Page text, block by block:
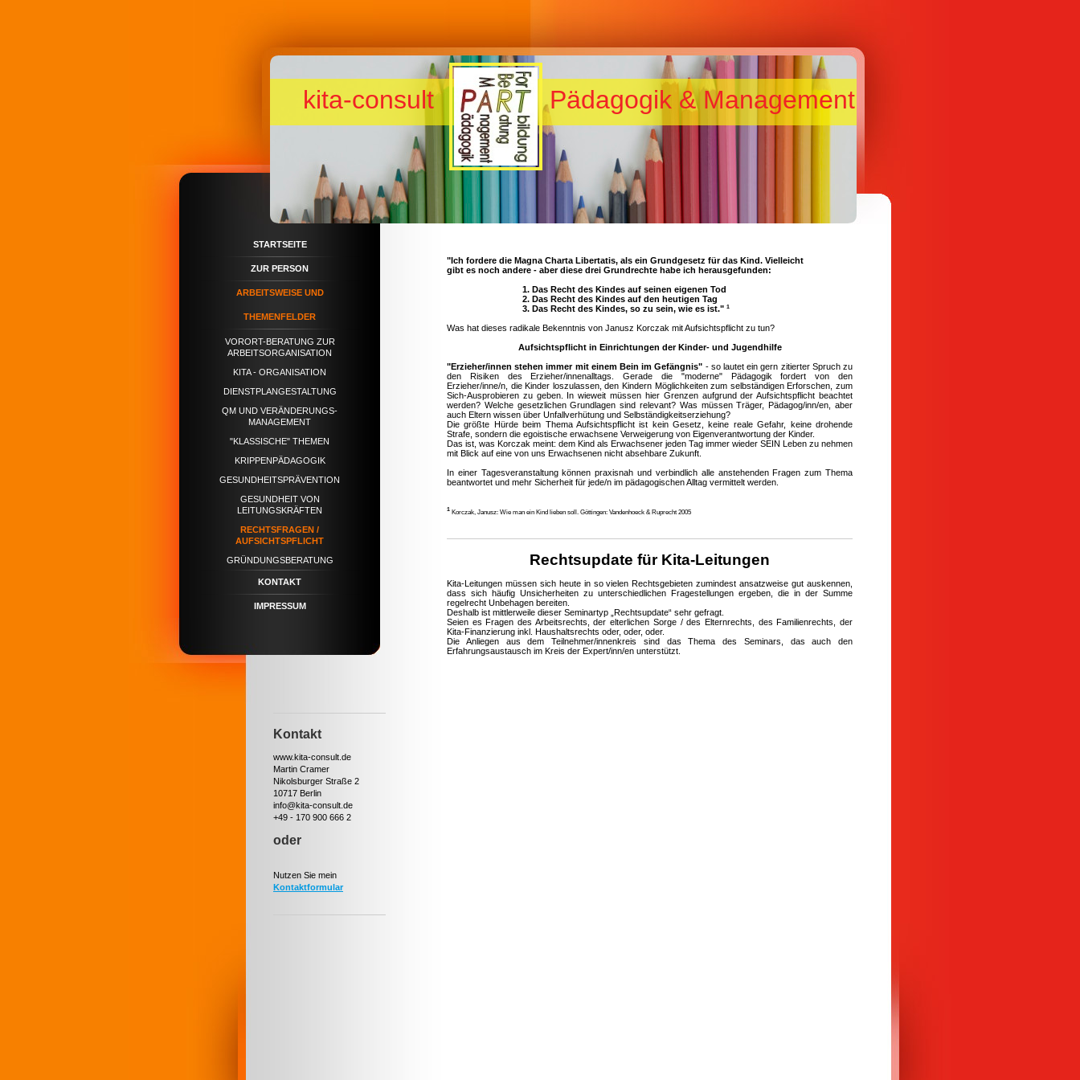
kita-consult Pädagogik & Management
"Ich fordere die Magna Charta Libertatis, als ein Grundgesetz für das Kind. Vielleicht
gibt es noch andere - aber diese drei Grundrechte habe ich herausgefunden:
1. Das Recht des Kindes auf seinen eigenen Tod
2. Das Recht des Kindes auf den heutigen Tag
3. Das Recht des Kindes, so zu sein, wie es ist." 1
Was hat dieses radikale Bekenntnis von Janusz Korczak mit Aufsichtspflicht zu tun?
Aufsichtspflicht in Einrichtungen der Kinder- und Jugendhilfe
"Erzieher/innen stehen immer mit einem Bein im Gefängnis" - so lautet ein gern zitierter Spruch zu
den Risiken des Erzieher/innenalltags. Gerade die "moderne" Pädagogik fordert von den
Erzieher/inne/n, die Kinder loszulassen, den Kindern Möglichkeiten zum selbständigen Erforschen, zum
Sich-Ausprobieren zu geben. In wieweit müssen hier Grenzen aufgrund der Aufsichtspflicht beachtet
werden? Welche gesetzlichen Grundlagen sind relevant? Was müssen Träger, Pädagog/inn/en, aber
auch Eltern wissen über Unfallverhütung und Selbständigkeitserziehung?
Die größte Hürde beim Thema Aufsichtspflicht ist kein Gesetz, keine reale Gefahr, keine drohende
Strafe, sondern die egoistische erwachsene Verweigerung von Eigenverantwortung der Kinder.
Das ist, was Korczak meint: dem Kind als Erwachsener jeden Tag immer wieder SEIN Leben zu nehmen
mit Blick auf eine von uns Erwachsenen nicht absehbare Zukunft.
In einer Tagesveranstaltung können praxisnah und verbindlich alle anstehenden Fragen zum Thema
beantwortet und mehr Sicherheit für jede/n im pädagogischen Alltag vermittelt werden.
1 Korczak, Janusz: Wie man ein Kind lieben soll. Göttingen: Vandenhoeck & Ruprecht 2005
Rechtsupdate für Kita-Leitungen
Kita-Leitungen müssen sich heute in so vielen Rechtsgebieten zumindest ansatzweise gut auskennen,
dass sich häufig Unsicherheiten zu unterschiedlichen Fragestellungen ergeben, die in der Summe
regelrecht Unbehagen bereiten.
Deshalb ist mittlerweile dieser Seminartyp „Rechtsupdate“ sehr gefragt.
Seien es Fragen des Arbeitsrechts, der elterlichen Sorge / des Elternrechts, des Familienrechts, der
Kita-Finanzierung inkl. Haushaltsrechts oder, oder, oder.
Die Anliegen aus dem Teilnehmer/innenkreis sind das Thema des Seminars, das auch den
Erfahrungsaustausch im Kreis der Expert/inn/en unterstützt.
STARTSEITE
ZUR PERSON
ARBEITSWEISE UND
THEMENFELDER
VORORT-BERATUNG ZUR
ARBEITSORGANISATION
KITA - ORGANISATION
DIENSTPLANGESTALTUNG
QM UND VERÄNDERUNGS-
MANAGEMENT
"KLASSISCHE" THEMEN
KRIPPENPÄDAGOGIK
GESUNDHEITSPRÄVENTION
GESUNDHEIT VON
LEITUNGSKRÄFTEN
RECHTSFRAGEN /
AUFSICHTSPFLICHT
GRÜNDUNGSBERATUNG
KONTAKT
IMPRESSUM
Kontakt
www.kita-consult.de
Martin Cramer
Nikolsburger Straße 2
10717 Berlin
info@kita-consult.de
+49 - 170 900 666 2
oder
Nutzen Sie mein
Kontaktformular